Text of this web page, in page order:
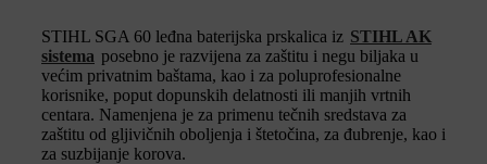
STIHL SGA 60 leđna baterijska prskalica iz STIHL AK
sistema posebno je razvijena za zaštitu i negu biljaka u
većim privatnim baštama, kao i za poluprofesionalne
korisnike, poput dopunskih delatnosti ili manjih vrtnih
centara. Namenjena je za primenu tečnih sredstava za
zaštitu od gljivičnih oboljenja i štetočina, za đubrenje, kao i
za suzbijanje korova.